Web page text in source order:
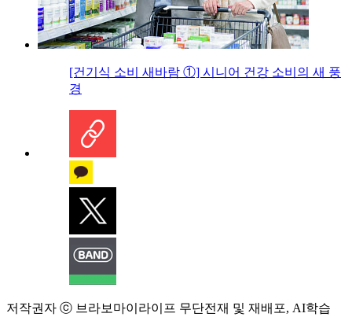
[건기식 소비 새바람 ①] 시니어 건강 소비의 새 풍
경
저작권자 ⓒ 브라보마이라이프 무단전재 및 재배포, AI학습